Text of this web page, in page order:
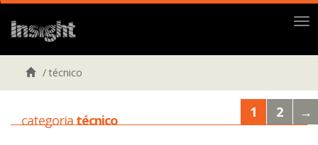
/ técnico
categoriatécnico 1 2 →